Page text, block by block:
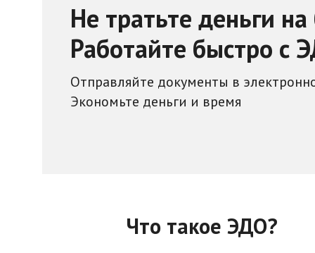
Не тратьте деньги на
Работайте быстро с
Отправляйте документы в
Экономьте деньги и время
Что такое ЭДО?